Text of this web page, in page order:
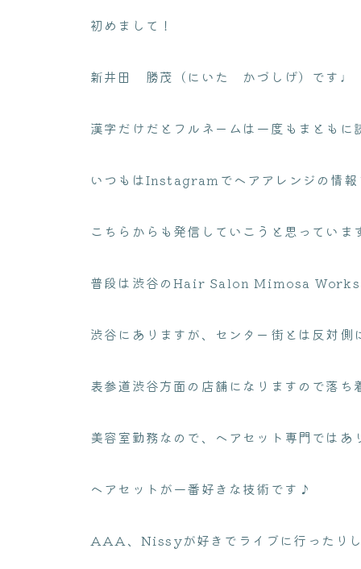
初めまして！
新井田 勝茂（にいた かづしげ）です♩
漢字だけだとフルネームは一度もまとも
いつもはInstagramでヘアアレンジの情
こちらからも発信していこうと思っていま
普段は渋谷のHair Salon Mimosa Works
渋谷にありますが、センター街とは反対側
表参道渋谷方面の店舗になりますので落
美容室勤務なので、ヘアセット専門ではあ
ヘアセットが一番好きな技術です♪
AAA、Nissyが好きでライブに行ったり